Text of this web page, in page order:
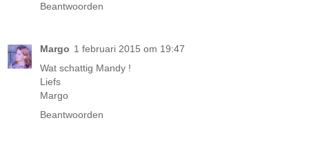
Beantwoorden
Margo 1 februari 2015 om 19:47
Wat schattig Mandy !
Liefs
Margo
Beantwoorden